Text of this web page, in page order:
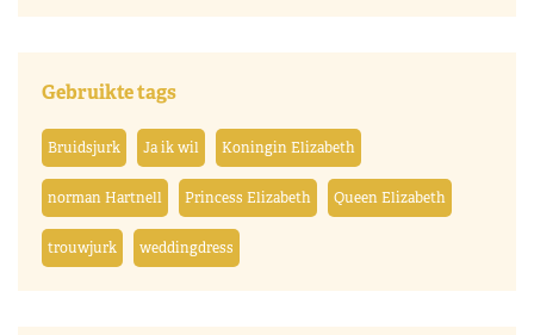
Gebruikte tags
Bruidsjurk Ja ik wil Koningin Elizabeth
norman Hartnell Princess Elizabeth Queen Elizabeth
trouwjurk weddingdress